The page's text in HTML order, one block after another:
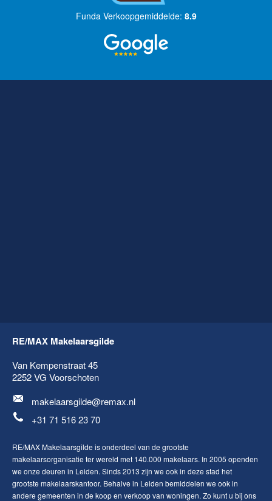
Funda Verkoopgemiddelde: 8.9
RE/MAX Makelaarsgilde
Van Kempenstraat 45
2252 VG Voorschoten
makelaarsgilde@remax.nl
+31 71 516 23 70
RE/MAX Makelaarsgilde is onderdeel van de grootste
makelaarsorganisatie ter wereld met 140.000 makelaars. In 2005 openden
we onze deuren in Leiden. Sinds 2013 zijn we ook in deze stad het
grootste makelaarskantoor. Behalve in Leiden bemiddelen we ook in
andere gemeenten in de koop en verkoop van woningen. Zo kunt u bij ons